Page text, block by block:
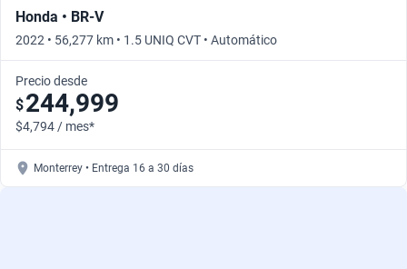
Honda • BR-V
2022 • 56,277 km • 1.5 UNIQ CVT • Automático
Precio desde
$244,999
$4,794 / mes*
Monterrey • Entrega 16 a 30 días